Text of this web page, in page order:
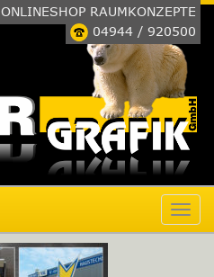
ONLINESHOP RAUMKONZEPTE
04944 / 920500